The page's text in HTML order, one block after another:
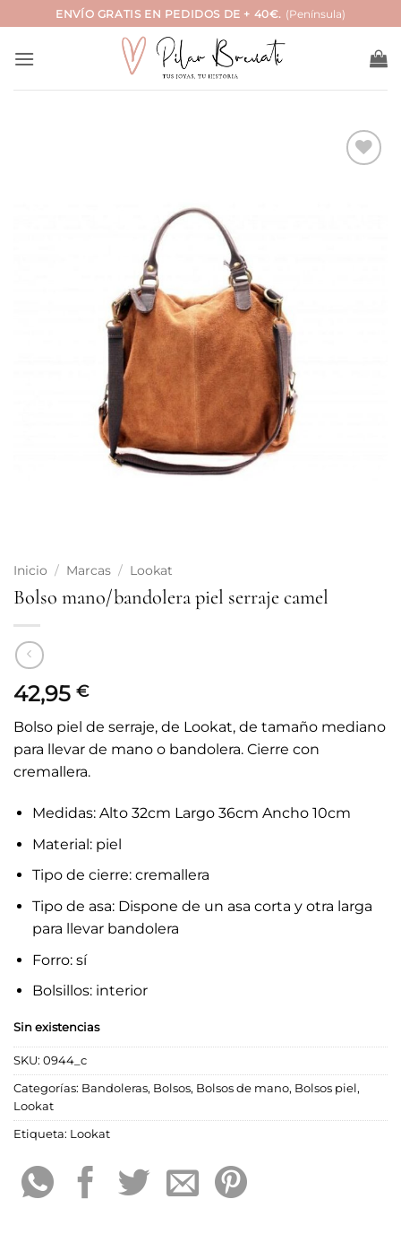
al
contenido
ENVÍO GRATIS EN PEDIDOS DE + 40€. (Península)
Inicio / Marcas / Lookat
Bolso mano/bandolera piel serraje camel
42,95 €
Bolso piel de serraje, de Lookat, de tamaño mediano
para llevar de mano o bandolera. Cierre con
cremallera.
Medidas: Alto 32cm Largo 36cm Ancho 10cm
Material: piel
Tipo de cierre: cremallera
Tipo de asa: Dispone de un asa corta y otra larga
para llevar bandolera
Forro: sí
Bolsillos: interior
Sin existencias
SKU: 0944_c
Categorías: Bandoleras, Bolsos, Bolsos de mano, Bolsos piel,
Lookat
Etiqueta: Lookat